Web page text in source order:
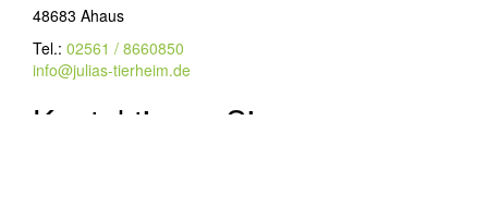
48683 Ahaus
Tel.: 02561 / 8660850
info@julias-tierheim.de
Kontaktieren Sie uns